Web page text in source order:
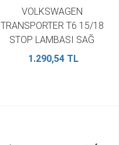
VOLKSWAGEN
TRANSPORTER T6 15/18
STOP LAMBASI SAĞ
KIRMIZI/BEYAZ MARS
1.290,54 TL